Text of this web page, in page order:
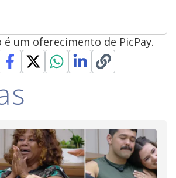
um oferecimento de PicPay.